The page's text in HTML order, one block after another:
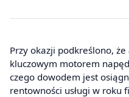
Przy okazji podkreślono,
kluczowym motorem
czego dowodem jest
rentowności usługi w roku